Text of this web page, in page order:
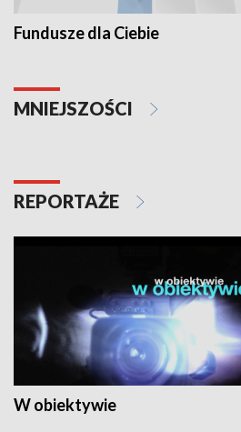
Fundusze dla Ciebie
MNIEJSZOŚCI
REPORTAŻE
W obiektywie